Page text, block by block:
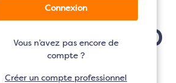
Connexion
Vous n’avez pas encore de
compte ?
Créer un compte professionnel
Series 10